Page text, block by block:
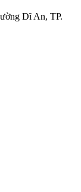
Dĩ An, TP.